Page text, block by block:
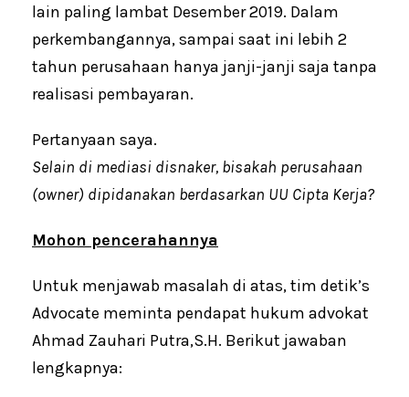
lain paling lambat Desember 2019. Dalam
perkembangannya, sampai saat ini lebih 2
tahun perusahaan hanya janji-janji saja tanpa
realisasi pembayaran.
Pertanyaan saya.
Selain di mediasi disnaker, bisakah perusahaan
(owner) dipidanakan berdasarkan UU Cipta Kerja?
Mohon pencerahannya
Untuk menjawab masalah di atas, tim detik’s
Advocate meminta pendapat hukum advokat
Ahmad Zauhari Putra,S.H. Berikut jawaban
lengkapnya: